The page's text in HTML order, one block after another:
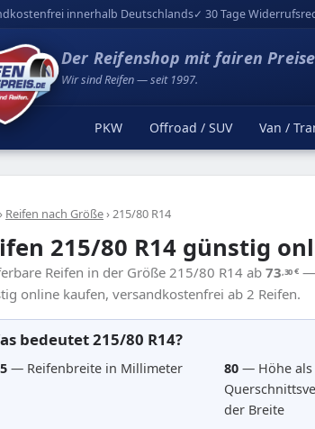
innerhalb Deutschlands✓ 30 Tage
Der Reifenshop mit fairen
Wir sind Reifen — seit 1997.
PKW Offroad / SUV Van /
› Reifen nach Größe›215/80 R14
215/80 R14 günstig
Reifen in der Größe 215/80 R14 ab 73 ,30€ —
online kaufen, versandkostenfrei ab 2 Reifen.
bedeutet 215/80 R14?
— Reifenbreite in Millimeter 80— Höhe als
der Breite